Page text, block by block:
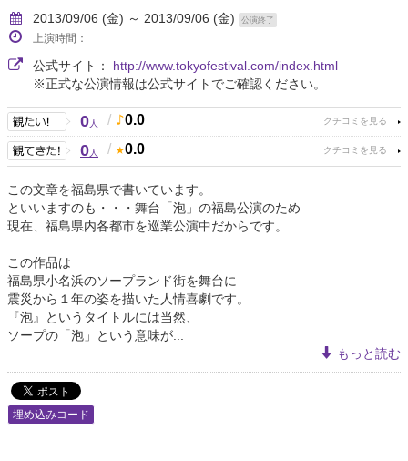
2013/09/06 (金) ～ 2013/09/06 (金) 公演終了
上演時間：
公式サイト： http://www.tokyofestival.com/index.html
※正式な公演情報は公式サイトでご確認ください。
0人 / 0.0
0人 / 0.0
この文章を福島県で書いています。
といいますのも・・・舞台「泡」の福島公演のため
現在、福島県内各都市を巡業公演中だからです。
この作品は
福島県小名浜のソープランド街を舞台に
震災から１年の姿を描いた人情喜劇です。
『泡』というタイトルには当然、
ソープの「泡」という意味が...
もっと読む
埋め込みコード